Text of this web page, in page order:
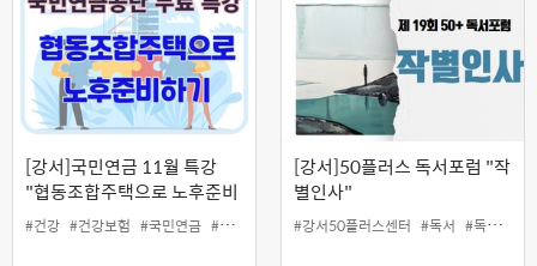
[강서]국민연금 11월 특강
"협동조합주택으로 노후준비
하기"
#건강 #건강보험 #국민연금 #당사자지원 #인생설계 #일활동지원 #특강 #협동
[강서]50플러스 독서포럼 "작
별인사"
#강서50플러스센터 #독서 #독서포럼